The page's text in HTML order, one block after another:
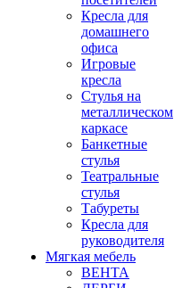
Кресла для
домашнего
офиса
Игровые
кресла
Стулья на
металлическом
каркасе
Банкетные
стулья
Театральные
стулья
Табуреты
Кресла для
руководителя
Мягкая мебель
ВЕНТА